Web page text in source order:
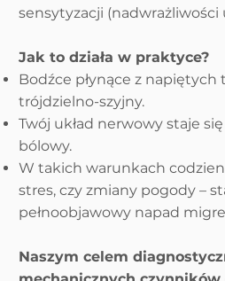
sensytyzacji (nadwrażliwości
Jak to działa w praktyce?
Bodźce płynące z
trójdzielno-szyjny.
Twój układ nerwowy staje
bólowy.
W takich warunkach
stres, czy zmiany pogody –
pełnoobjawowy napad
Naszym celem